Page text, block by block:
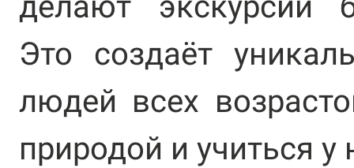
Это создаёт
людей всех
природой и учиться у